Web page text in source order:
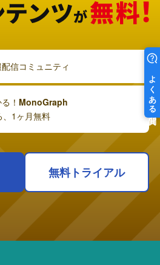
信コミュニティ
！ MonoGraph
1ヶ月無料
無料トライアル